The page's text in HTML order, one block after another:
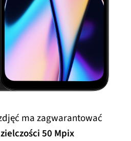
ma zagwarantować
50 Mpix